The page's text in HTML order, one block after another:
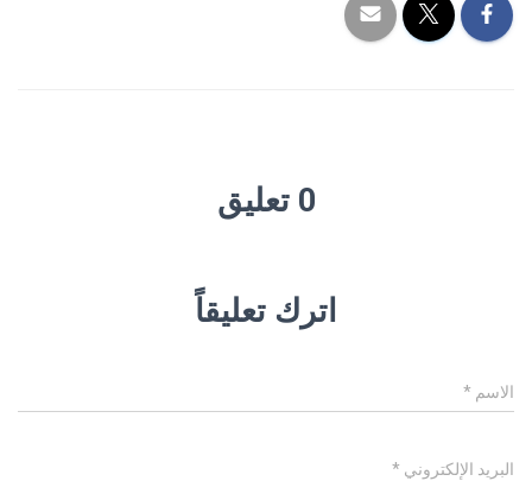
0 تعليق
اترك تعليقاً
الاسم *
البريد الإلكتروني *